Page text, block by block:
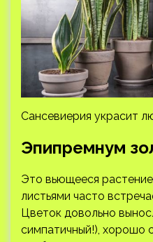
Сансевиерия украсит
Эпипремнум
Это вьющееся
листьями часто
Цветок довольно
симпатичный!), хорошо